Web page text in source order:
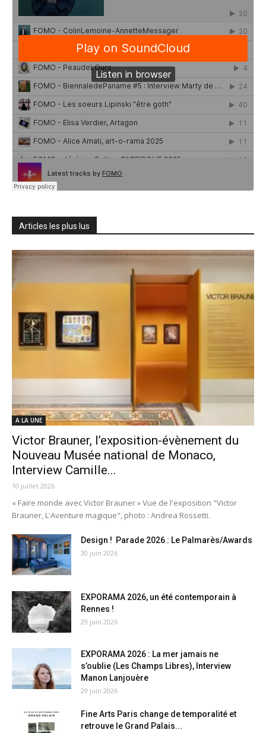
Articles les plus lus
A LA UNE
Victor Brauner, l’exposition-évènement du
Nouveau Musée national de Monaco,
Interview Camille...
10 juillet 2026
« Faire monde avec Victor Brauner » Vue de l'exposition "Victor
Brauner, L'Aventure magique", photo : Andrea Rossetti.
Design ! Parade 2026 : Le Palmarès/Awards
30 juin 2026
EXPORAMA 2026, un été contemporain à
Rennes !
29 juin 2026
EXPORAMA 2026 : La mer jamais ne
s’oublie (Les Champs Libres), Interview
Manon Lanjouère
29 juin 2026
Fine Arts Paris change de temporalité et
retrouve le Grand Palais...